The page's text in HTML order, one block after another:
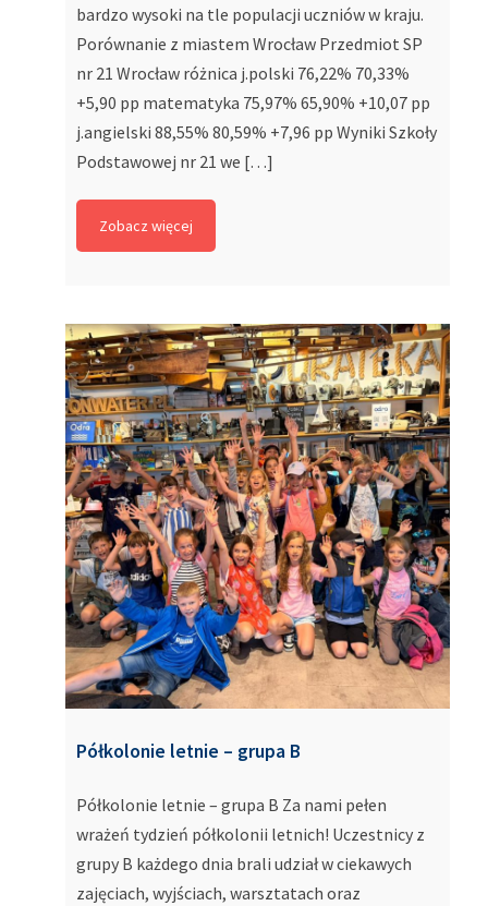
bardzo wysoki na tle populacji uczniów w kraju.
Porównanie z miastem Wrocław Przedmiot SP
nr 21 Wrocław różnica j.polski 76,22% 70,33%
+5,90 pp matematyka 75,97% 65,90% +10,07 pp
j.angielski 88,55% 80,59% +7,96 pp Wyniki Szkoły
Podstawowej nr 21 we […]
Zobacz więcej
Półkolonie letnie – grupa B
Półkolonie letnie – grupa B Za nami pełen
wrażeń tydzień półkolonii letnich! Uczestnicy z
grupy B każdego dnia brali udział w ciekawych
zajęciach, wyjściach, warsztatach oraz